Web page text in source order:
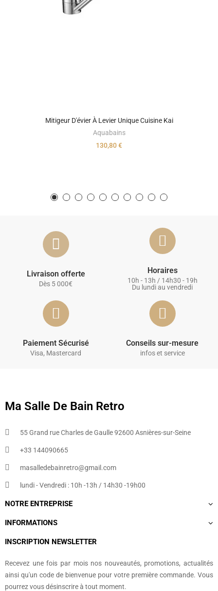
Mitigeur D'évier À Levier Unique Cuisine Kai
Aquabains
130,80 €
Livraison offerte
Dès 5 000€
Horaires
10h - 13h / 14h30 - 19h
Du lundi au vendredi
Paiement Sécurisé
Visa, Mastercard
Conseils sur-mesure
infos et service
Ma Salle De Bain Retro
55 Grand rue Charles de Gaulle 92600 Asnières-sur-Seine
+33 144090665​
masalledebainretro@gmail.com
lundi - Vendredi : 10h -13h / 14h30 -19h00
NOTRE ENTREPRISE
INFORMATIONS
INSCRIPTION NEWSLETTER
Recevez une fois par mois nos nouveautés, promotions, actualités
ainsi qu'un code de bienvenue pour votre première commande. Vous
pourrez vous désinscrire à tout moment.